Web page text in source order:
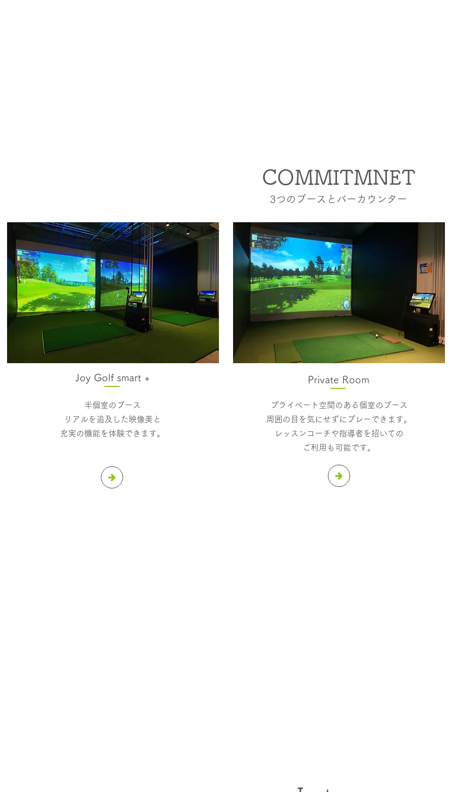
COMMITMNET
​3つのブースとバーカウンター
Joy Golf smart +
半個室のブース
リアルを​追及した映像美と
充実の機能を体験できます。
Private Room
プライベート空間のある​個室のブース
周囲の目を気にせずにプレーできます。
レッスンコーチや指導者を招いての
​ご利用も可能です。